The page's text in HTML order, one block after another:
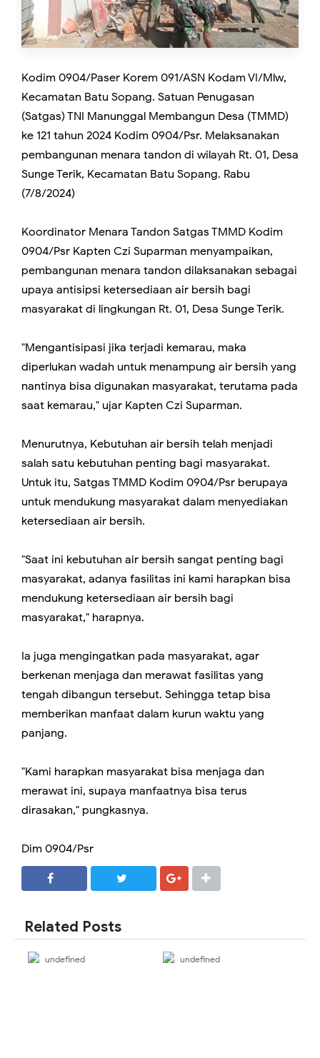
Kodim 0904/Paser Korem 091/ASN Kodam VI/Mlw,
Kecamatan Batu Sopang. Satuan Penugasan
(Satgas) TNI Manunggal Membangun Desa (TMMD)
ke 121 tahun 2024 Kodim 0904/Psr. Melaksanakan
pembangunan menara tandon di wilayah Rt. 01, Desa
Sunge Terik, Kecamatan Batu Sopang. Rabu
(7/8/2024)
Koordinator Menara Tandon Satgas TMMD Kodim
0904/Psr Kapten Czi Suparman menyampaikan,
pembangunan menara tandon dilaksanakan sebagai
upaya antisipsi ketersediaan air bersih bagi
masyarakat di lingkungan Rt. 01, Desa Sunge Terik.
"Mengantisipasi jika terjadi kemarau, maka
diperlukan wadah untuk menampung air bersih yang
nantinya bisa digunakan masyarakat, terutama pada
saat kemarau," ujar Kapten Czi Suparman.
Menurutnya, Kebutuhan air bersih telah menjadi
salah satu kebutuhan penting bagi masyarakat.
Untuk itu, Satgas TMMD Kodim 0904/Psr berupaya
untuk mendukung masyarakat dalam menyediakan
ketersediaan air bersih.
"Saat ini kebutuhan air bersih sangat penting bagi
masyarakat, adanya fasilitas ini kami harapkan bisa
mendukung ketersediaan air bersih bagi
masyarakat," harapnya.
Ia juga mengingatkan pada masyarakat, agar
berkenan menjaga dan merawat fasilitas yang
tengah dibangun tersebut. Sehingga tetap bisa
memberikan manfaat dalam kurun waktu yang
panjang.
"Kami harapkan masyarakat bisa menjaga dan
merawat ini, supaya manfaatnya bisa terus
dirasakan," pungkasnya.
Dim 0904/Psr
Related Posts
undefined undefined